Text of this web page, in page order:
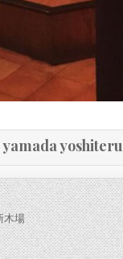
yamada yoshiteru
ョン
木場